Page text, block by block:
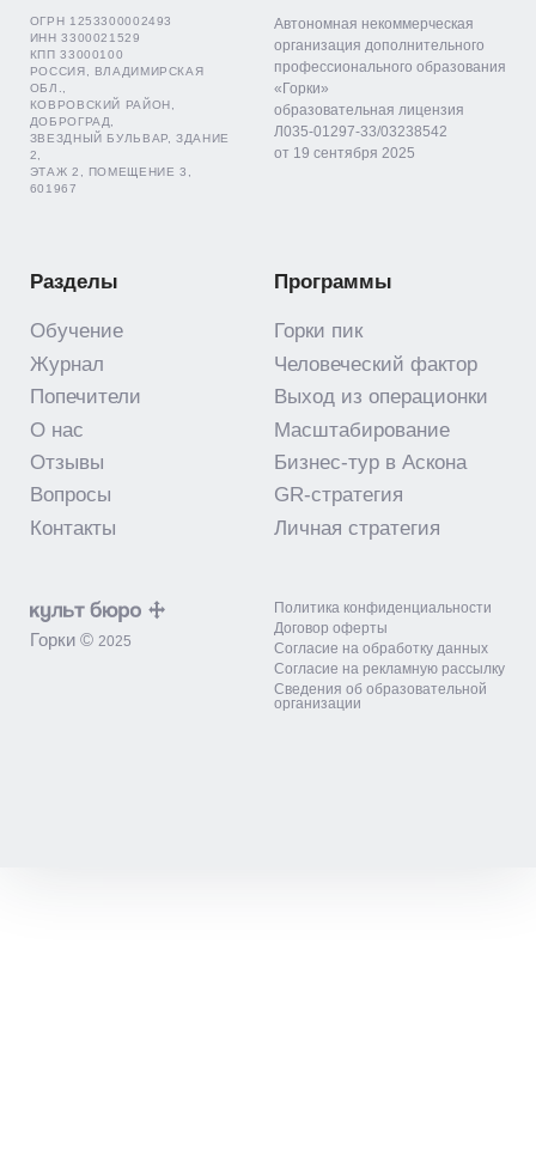
Разделы
Обучение
Журнал
Попечители
О нас
Отзывы
Вопросы
Контакты
Программы
Горки пик
Человеческий фактор
Выход из операционки
Масштабирование
Бизнес-тур в Аскона
GR-стратегия
Личная стратегия
ОГРН 1253300002493
ИНН 3300021529
КПП 33000100
РОССИЯ, ВЛАДИМИРСКАЯ
ОБЛ.,
КОВРОВСКИЙ РАЙОН,
ДОБРОГРАД,
ЗВЕЗДНЫЙ БУЛЬВАР, ЗДАНИЕ
2,
ЭТАЖ 2, ПОМЕЩЕНИЕ 3,
601967
Автономная некоммерческая
организация дополнительного
профессионального образования
«Горки»
образовательная лицензия
Л035-01297-33/03238542
от 19 сентября 2025
Политика конфиденциальности
Договор оферты
Согласие на обработку данных
Согласие на рекламную рассылку
Сведения об образовательной
организации
Горки © 2025